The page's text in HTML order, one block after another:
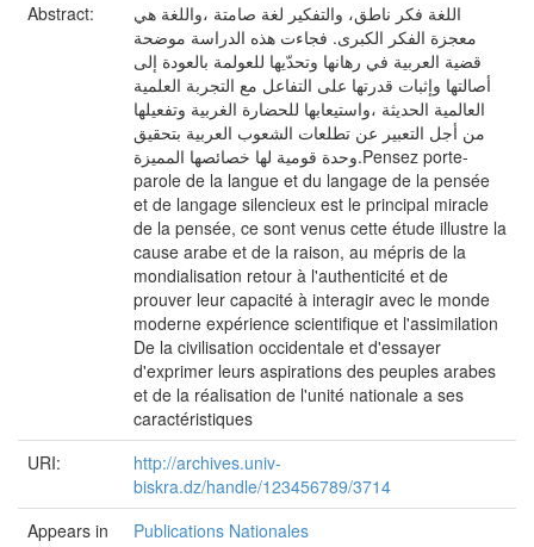
Abstract:
اللغة فكر ناطق، والتفكير لغة صامتة ،واللغة هي
معجزة الفكر الكبرى. فجاءت هذه الدراسة موضحة
قضية العربية في رهانها وتحدّيها للعولمة بالعودة إلى
أصالتها وإثبات قدرتها على التفاعل مع التجربة العلمية
العالمية الحديثة ،واستيعابها للحضارة الغربية وتفعيلها
من أجل التعبير عن تطلعات الشعوب العربية بتحقيق
وحدة قومية لها خصائصها المميزة.Pensez porte-
parole de la langue et du langage de la pensée
et de langage silencieux est le principal miracle
de la pensée, ce sont venus cette étude illustre la
cause arabe et de la raison, au mépris de la
mondialisation retour à l'authenticité et de
prouver leur capacité à interagir avec le monde
moderne expérience scientifique et l'assimilation
De la civilisation occidentale et d'essayer
d'exprimer leurs aspirations des peuples arabes
et de la réalisation de l'unité nationale a ses
caractéristiques
URI:
http://archives.univ-
biskra.dz/handle/123456789/3714
Appears in
Publications Nationales